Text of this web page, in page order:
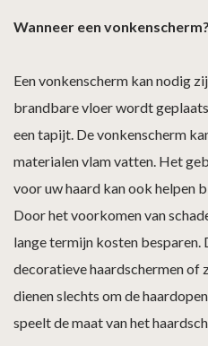
Wanneer een vonkenscherm?
Een vonkenscherm kan nodig
brandbare vloer wordt
een tapijt. De vonkenscherm
materialen vlam vatten. Het
voor uw haard kan ook helpen
Door het voorkomen van
lange termijn kosten besparen.
decoratieve haardschermen of
dienen slechts om de
speelt de maat van het